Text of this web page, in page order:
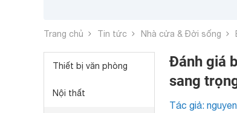
Trang chủ Tin tức Nhà cửa & Đời sống
Thiết bị văn phòng
Nội thất
Đánh giá
sang
Tác giả: